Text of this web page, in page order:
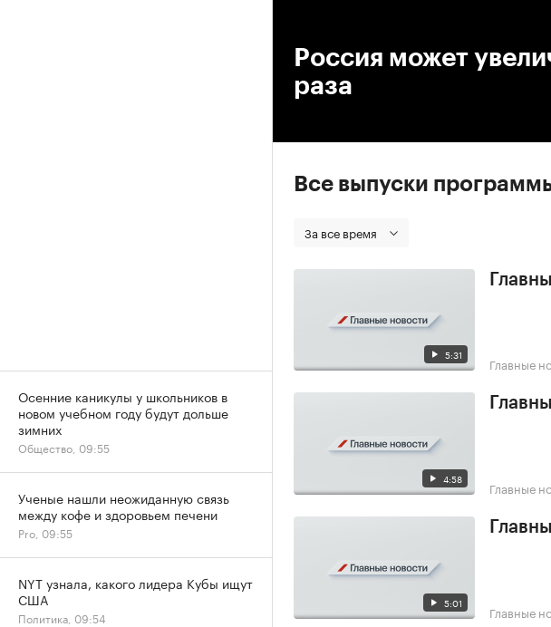
Россия может
раза
Все выпуски
За все время
5:31 Главные
4:58 Главные
5:01 Главные
Осенние каникулы у школьников в
новом учебном году будут дольше
зимних
Общество, 09:55
Ученые нашли неожиданную связь
между кофе и здоровьем печени
Pro, 09:55
NYT узнала, какого лидера Кубы ищут
США
Политика, 09:54